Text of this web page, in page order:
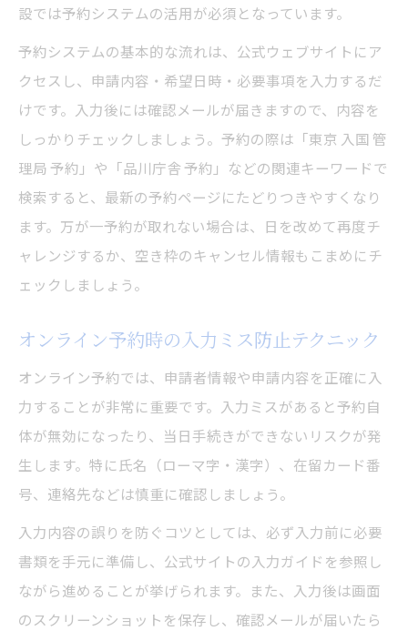
設では予約システムの活用が必須となっています。
予約システムの基本的な流れは、公式ウェブサイトにア
クセスし、申請内容・希望日時・必要事項を入力するだ
けです。入力後には確認メールが届きますので、内容を
しっかりチェックしましょう。予約の際は「東京 入国 管
理局 予約」や「品川庁舎 予約」などの関連キーワードで
検索すると、最新の予約ページにたどりつきやすくなり
ます。万が一予約が取れない場合は、日を改めて再度チ
ャレンジするか、空き枠のキャンセル情報もこまめにチ
ェックしましょう。
オンライン予約時の入力ミス防止テクニック
オンライン予約では、申請者情報や申請内容を正確に入
力することが非常に重要です。入力ミスがあると予約自
体が無効になったり、当日手続きができないリスクが発
生します。特に氏名（ローマ字・漢字）、在留カード番
号、連絡先などは慎重に確認しましょう。
入力内容の誤りを防ぐコツとしては、必ず入力前に必要
書類を手元に準備し、公式サイトの入力ガイドを参照し
ながら進めることが挙げられます。また、入力後は画面
のスクリーンショットを保存し、確認メールが届いたら